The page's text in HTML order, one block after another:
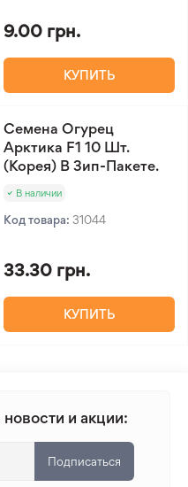
9.00 грн.
КУПИТЬ
Семена Огурец
Арктика F1 10 Шт.
(Корея) В Зип-Пакете.
В наличии
Код товара: 31044
33.30 грн.
КУПИТЬ
и акции:
Подписаться